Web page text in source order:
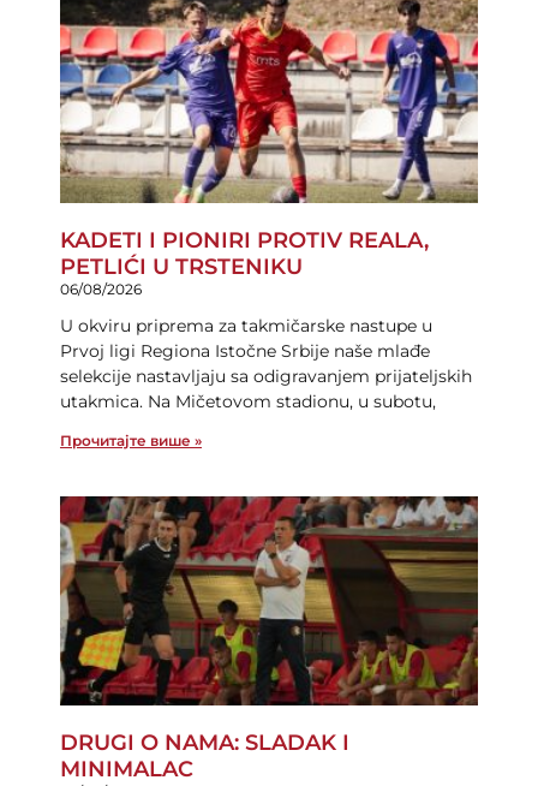
KADETI I PIONIRI PROTIV REALA,
PETLIĆI U TRSTENIKU
06/08/2026
U okviru priprema za takmičarske nastupe u
Prvoj ligi Regiona Istočne Srbije naše mlađe
selekcije nastavljaju sa odigravanjem prijateljskih
utakmica. Na Mičetovom stadionu, u subotu,
Прочитајте више »
DRUGI O NAMA: SLADAK I
MINIMALAC